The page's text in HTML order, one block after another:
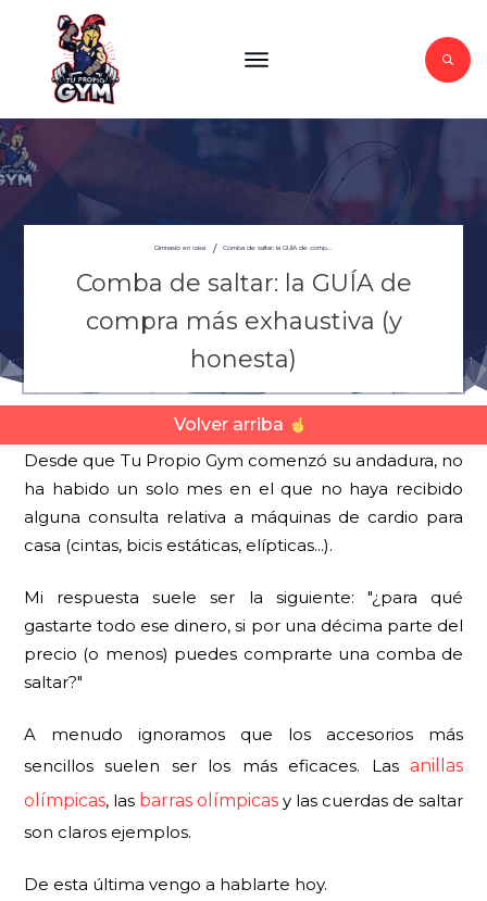
Gimnasio en casa /
Comba de saltar: la GUÍA de
compra más exhaustiva (y
honesta)
Volver arriba
Desde que Tu Propio Gym comenzó su andadura, no
ha habido un solo mes en el que no haya recibido
alguna consulta relativa a máquinas de cardio para
casa (cintas, bicis estáticas, elípticas...).
Mi respuesta suele ser la siguiente: "¿para qué
gastarte todo ese dinero, si por una décima parte del
precio (o menos) puedes comprarte una comba de
saltar?"
A menudo ignoramos que los accesorios más
sencillos suelen ser los más eficaces. Las anillas
olímpicas, las barras olímpicas y las cuerdas de saltar
son claros ejemplos.
De esta última vengo a hablarte hoy.